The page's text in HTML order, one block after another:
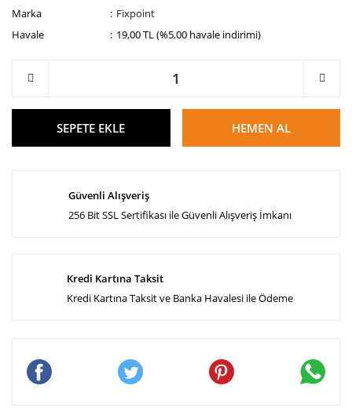
Marka
Fixpoint
Havale
19,00 TL (%5,00 havale indirimi)
SEPETE EKLE HEMEN AL
Güvenli Alışveriş
256 Bit SSL Sertifikası ile Güvenli Alışveriş İmkanı
Kredi Kartına Taksit
Kredi Kartına Taksit ve Banka Havalesi ile Ödeme